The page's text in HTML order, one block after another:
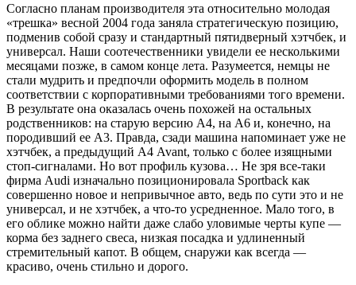
Согласно планам производителя эта относительно молодая
«трешка» весной 2004 года заняла стратегическую позицию,
подменив собой сразу и стандартный пятидверный хэтчбек, и
универсал. Наши соотечественники увидели ее несколькими
месяцами позже, в самом конце лета. Разумеется, немцы не
стали мудрить и предпочли оформить модель в полном
соответствии с корпоративными требованиями того времени.
В результате она оказалась очень похожей на остальных
родственников: на старую версию А4, на А6 и, конечно, на
породивший ее А3. Правда, сзади машина напоминает уже не
хэтчбек, а предыдущий А4 Avant, только с более изящными
стоп-сигналами. Но вот профиль кузова… Не зря все-таки
фирма Audi изначально позиционировала Sportback как
совершенно новое и непривычное авто, ведь по сути это и не
универсал, и не хэтчбек, а что-то усредненное. Мало того, в
его облике можно найти даже слабо уловимые черты купе —
корма без заднего свеса, низкая посадка и удлиненный
стремительный капот. В общем, снаружи как всегда —
красиво, очень стильно и дорого.